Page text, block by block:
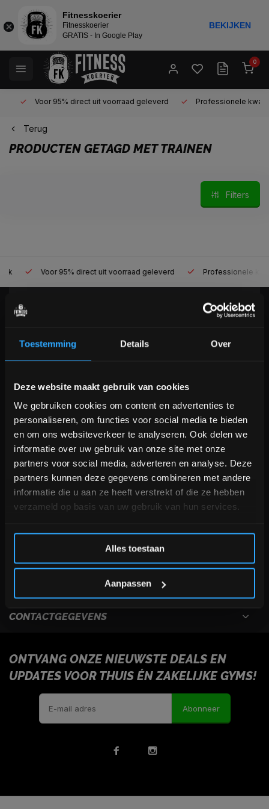
Toestemming Details Over
Deze website maakt gebruik van cookies
We gebruiken cookies om content en advertenties te
personaliseren, om functies voor social media te bieden
en om ons websiteverkeer te analyseren. Ook delen we
informatie over uw gebruik van onze site met onze
partners voor social media, adverteren en analyse. Deze
partners kunnen deze gegevens combineren met andere
informatie die u aan ze heeft verstrekt of die ze hebben
verzameld op basis van uw gebruik van hun services.
Alles toestaan
Aanpassen
0
Voor 95% direct uit voorraad geleverd Professionele kwaliteit
Terug
PRODUCTEN GETAGD MET TRAINEN
Filters
Voor 95% direct uit voorraad geleverd Professionele
KLANTENSERVICE
+31 (0)24 645 1309
info@fitnesskoerier.nl
CONTACTGEGEVENS
ONTVANG ONZE NIEUWSTE DEALS EN
UPDATES VOOR THUIS ÉN ZAKELIJKE GYMS!
Abonneer
Bam! 5% korting op je volgende
bestelling
Schrijf je in voor onze nieuwsbrief om op de hoogte te
blijven over onze nieuwe producten, deals en meer
interessante info. Ontvang 5% korting op je eerstvolgende
aankoop! 😀
Inschrijven
*Verzendkosten vallen buiten de korting
Fitnesskoerier
Fitnesskoerier
GRATIS - In Google Play
BEKIJKEN